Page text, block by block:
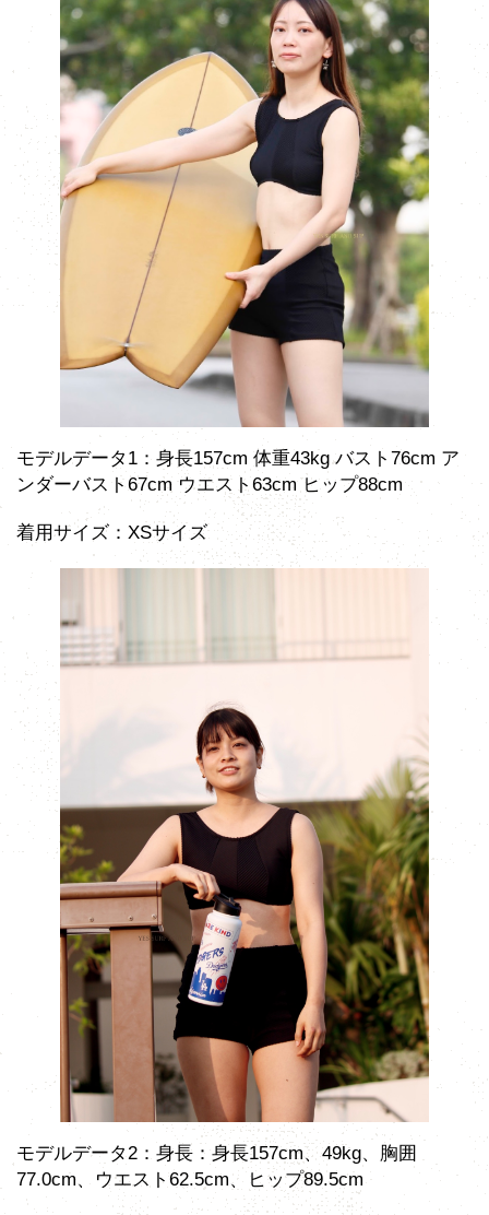
モデルデータ1：身長157cm 体重43kg バスト76cm ア
ンダーバスト67cm ウエスト63cm ヒップ88cm
着用サイズ：XSサイズ
モデルデータ2：身長：身長157cm、49kg、胸囲
77.0cm、ウエスト62.5cm、ヒップ89.5cm